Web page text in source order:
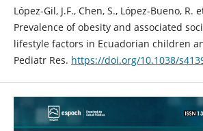
López-Gil, J.F., Chen, S., López-Bueno, R.
Prevalence of obesity and associated
lifestyle factors in Ecuadorian children
Pediatr Res. https://doi.org/10.1038/